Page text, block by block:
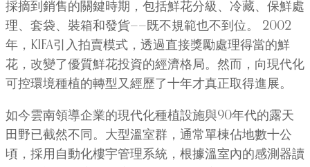
採摘到銷售的關鍵時期，包括鮮花分級、冷藏、保鮮處
理、套袋、裝箱和發貨——既不規範也不到位。 2002
年，KIFA引入拍賣模式，透過直接獎勵處理得當的鮮
花，改變了優質鮮花投資的經濟格局。然而，向現代化
可控環境種植的轉型又經歷了十年才真正取得進展。
如今雲南領導企業的現代化種植設施與90年代的露天
田野已截然不同。大型溫室群，通常單棟佔地數十公
頃，採用自動化樓宇管理系統，根據溫室內的感測器讀